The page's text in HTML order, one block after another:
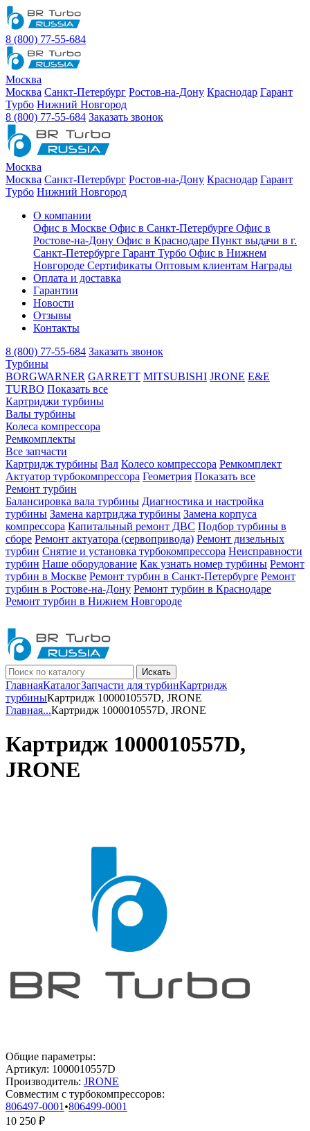
8 (800) 77-55-684
Москва
Москва Санкт-Петербург Ростов-на-Дону Краснодар Гарант
Турбо Нижний Новгород
8 (800) 77-55-684 Заказать звонок
Москва
Москва Санкт-Петербург Ростов-на-Дону Краснодар Гарант
Турбо Нижний Новгород
О компании
Офис в Москве Офис в Санкт-Петербурге Офис в
Ростове-на-Дону Офис в Краснодаре Пункт выдачи в г.
Санкт-Петербурге Гарант Турбо Офис в Нижнем
Новгороде Сертификаты Оптовым клиентам Награды
Оплата и доставка
Гарантии
Новости
Отзывы
Контакты
8 (800) 77-55-684 Заказать звонок
Турбины
BORGWARNER GARRETT MITSUBISHI JRONE E&E
TURBO Показать все
Картриджи турбины
Валы турбины
Колеса компрессора
Ремкомплекты
Все запчасти
Картридж турбины Вал Колесо компрессора Ремкомплект
Актуатор турбокомпрессора Геометрия Показать все
Ремонт турбин
Балансировка вала турбины Диагностика и настройка
турбины Замена картриджа турбины Замена корпуса
компрессора Капитальный ремонт ДВС Подбор турбины в
сборе Ремонт актуатора (сервопривода) Ремонт дизельных
турбин Снятие и установка турбокомпрессора Неисправности
турбин Наше оборудование Как узнать номер турбины Ремонт
турбин в Москве Ремонт турбин в Санкт-Петербурге Ремонт
турбин в Ростове-на-Дону Ремонт турбин в Краснодаре
Ремонт турбин в Нижнем Новгороде
Искать
ГлавнаяКаталогЗапчасти для турбинКартридж
турбиныКартридж 1000010557D, JRONE
Главная...Картридж 1000010557D, JRONE
Картридж 1000010557D,
JRONE
Общие параметры:
Артикул: 1000010557D
Производитель: JRONE
Совместим с турбокомпрессоров:
806497-0001 •806499-0001
10 250 ₽